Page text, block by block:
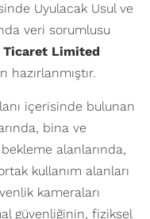
Uyulacak Usul ve
veri sorumlusu
Ticaret Limited
hazırlanmıştır.
içerisinde bulunan
bina ve
alanlarında,
kullanım alanları
kameraları
güvenliğinin, fiziksel